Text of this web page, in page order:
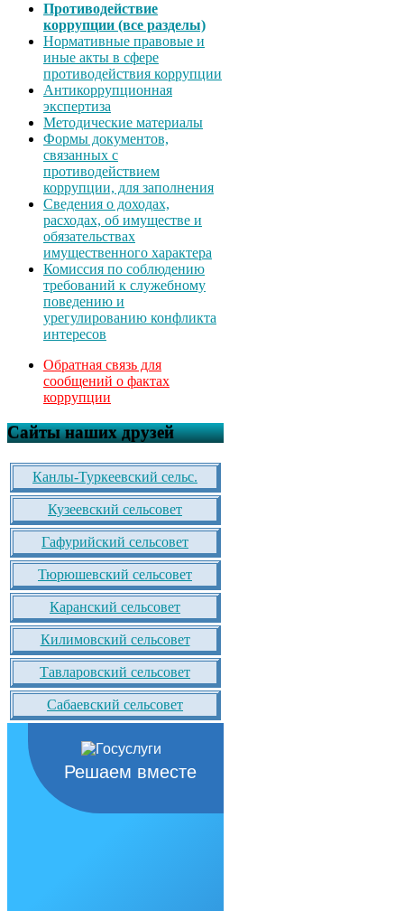
Противодействие
коррупции (все разделы)
Нормативные правовые и
иные акты в сфере
противодействия коррупции
Антикоррупционная
экспертиза
Методические материалы
Формы документов,
связанных с
противодействием
коррупции, для заполнения
Сведения о доходах,
расходах, об имуществе и
обязательствах
имущественного характера
Комиссия по соблюдению
требований к служебному
поведению и
урегулированию конфликта
интересов
Обратная связь для
сообщений о фактах
коррупции
Сайты наших друзей
Канлы-Туркеевский сельс.
Кузеевский сельсовет
Гафурийский сельсовет
Тюрюшевский сельсовет
Каранский сельсовет
Килимовский сельсовет
Тавларовский сельсовет
Сабаевский сельсовет
Решаем вместе